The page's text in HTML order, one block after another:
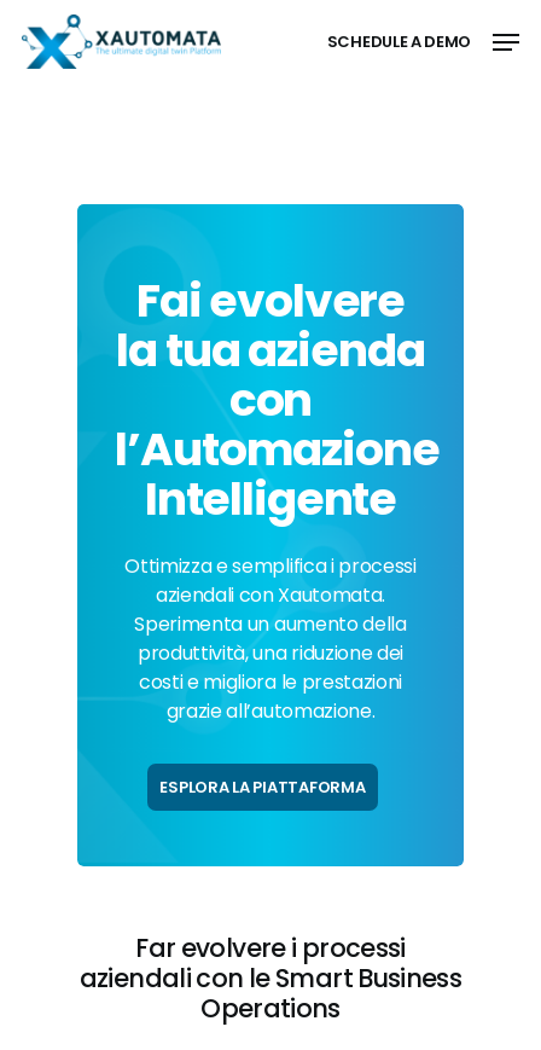
main
SCHEDULE A DEMO
Fai evolvere
la tua azienda
con
l’Automazione
Intelligente
Ottimizza e semplifica i processi
aziendali con Xautomata.
Sperimenta un aumento della
produttività, una riduzione dei
costi e migliora le prestazioni
grazie all’automazione.
ESPLORA LA PIATTAFORMA
Far evolvere i processi
aziendali con le Smart Business
Operations